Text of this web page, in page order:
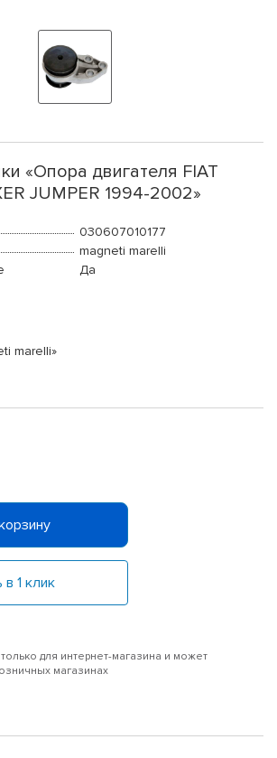
«Опора двигателя FIAT
JUMPER 1994-2002»
030607010177
magneti marelli
Да
marelli»
в 1 клик
для интернет-магазина и может
магазинах